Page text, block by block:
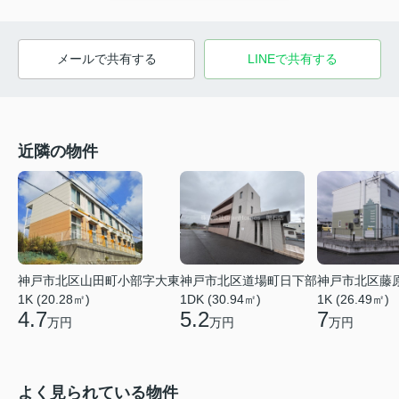
メールで共有する LINEで共有する
近隣の物件
神戸市北区山田町小部字大東
1K (20.28㎡)
4.7万円
神戸市北区道場町日下部
1DK (30.94㎡)
5.2万円
神戸市北区藤
1K (26.49㎡)
7万円
よく見られている物件